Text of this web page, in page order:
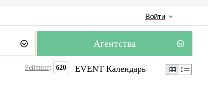
Войти
Агентства
Рейтинг: 620 EVENT Календарь